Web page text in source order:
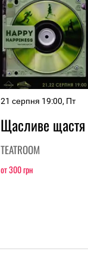
21 серпня 19:00, Пт
Щасливе щастя
TEATROOM
от 300 грн